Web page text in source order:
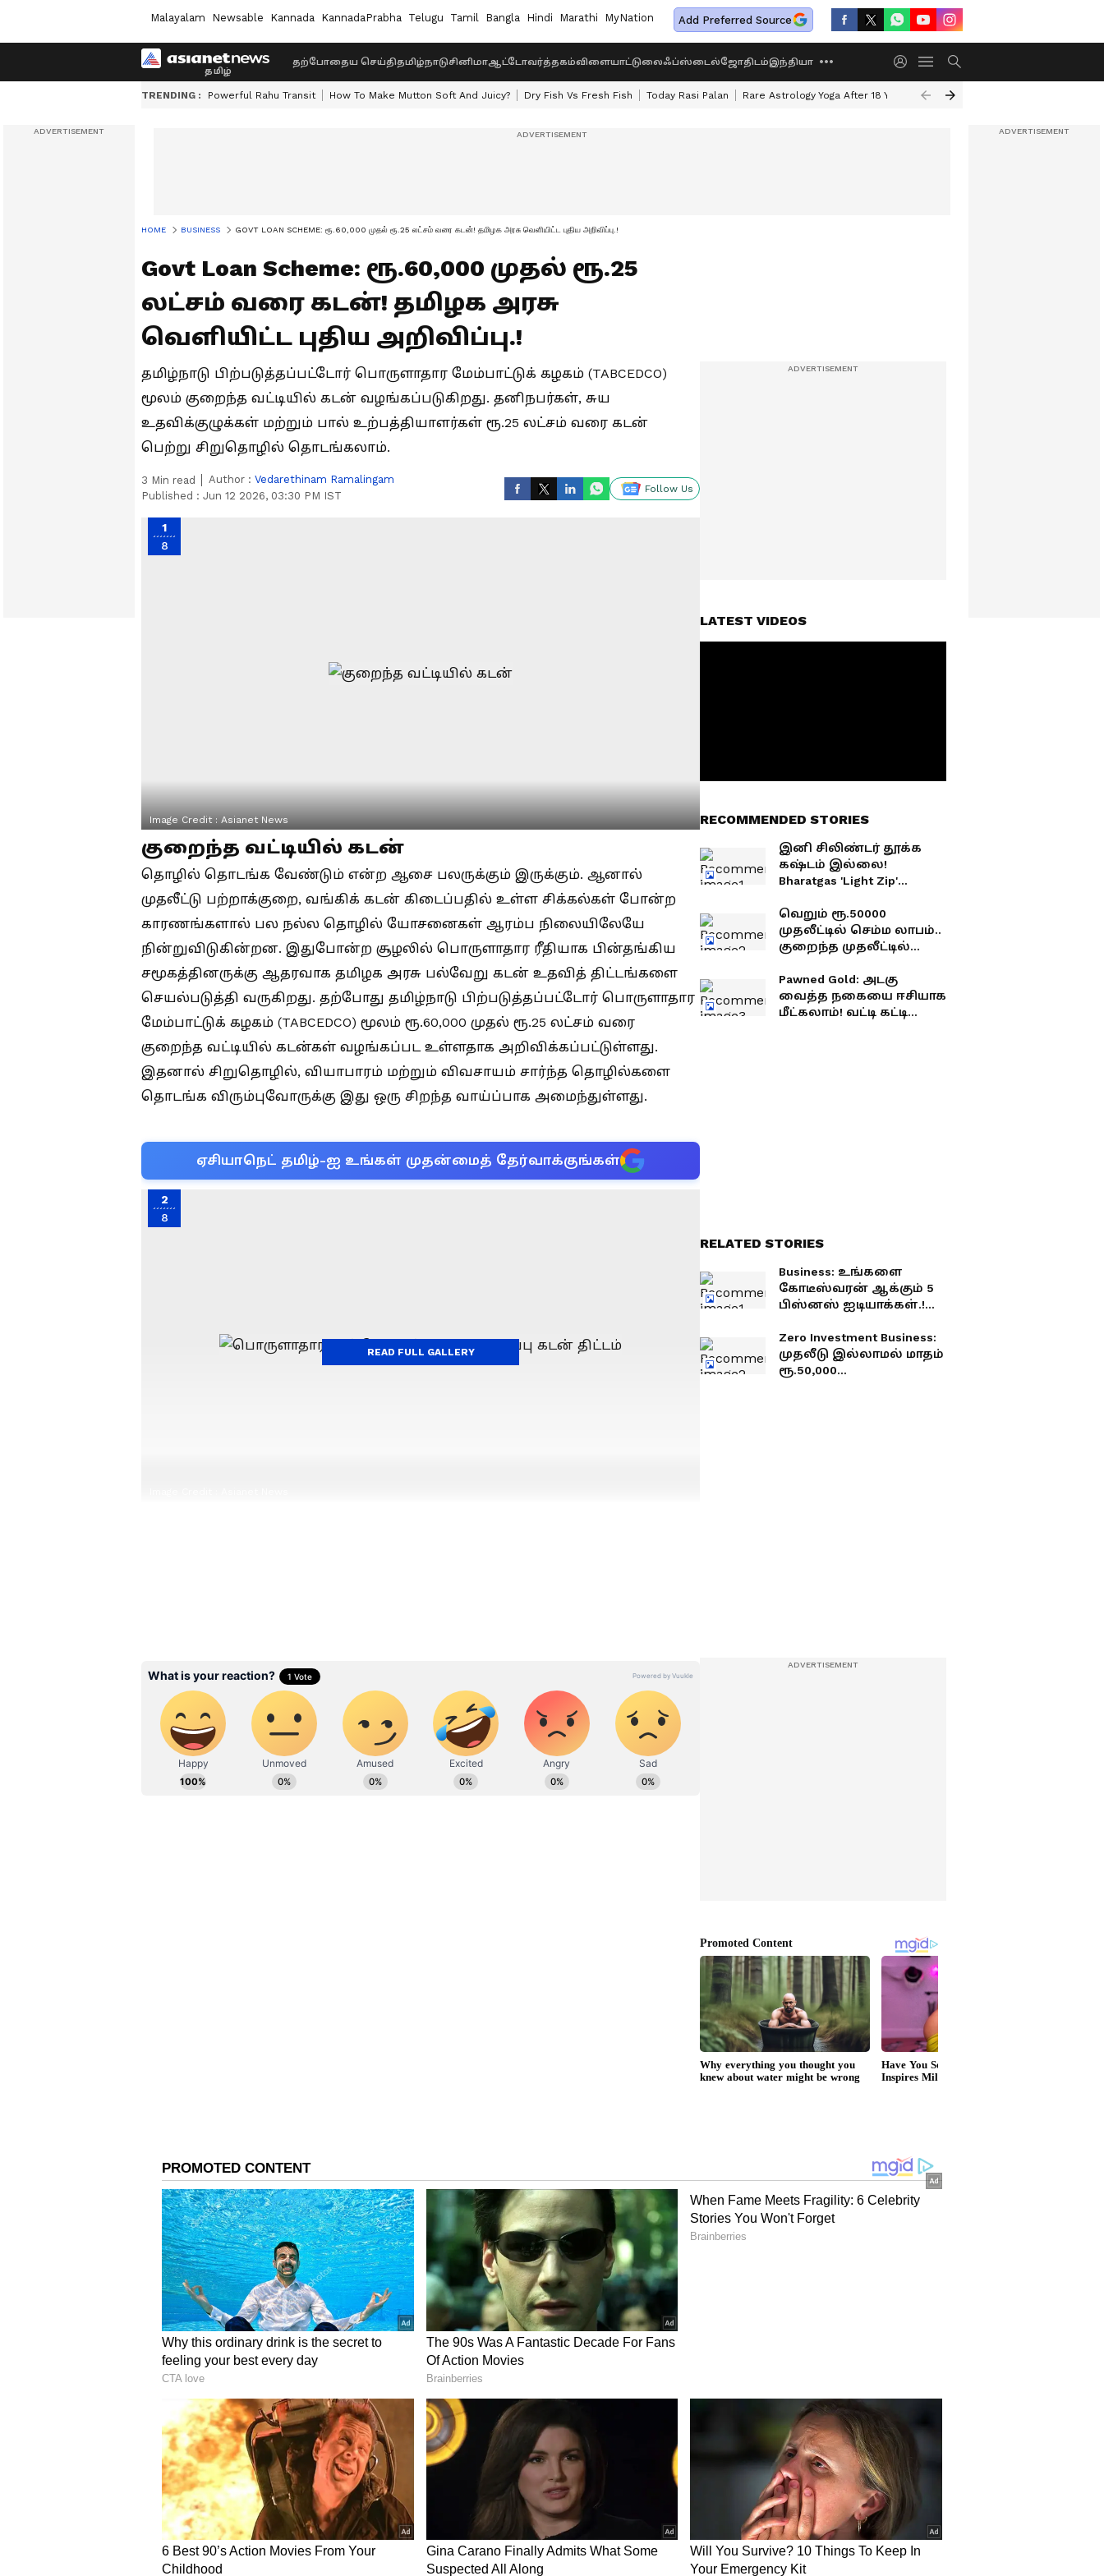
Malayalam Newsable Kannada KannadaPrabha Telugu Tamil Bangla Hindi Marathi MyNation Add Preferred Source
தற்போதைய செய்திதமிழ்நாடுசினிமாஆட்டோவர்த்தகம்விளையாட்டுலைஃப்ஸ்டைல்ஜோதிடம்இந்தியா
TRENDING : Powerful Rahu Transit How To Make Mutton Soft And Juicy? Dry Fish Vs Fresh Fish Today Rasi Palan Rare Astrology Yoga After 18 Years Dwi Pushkar Yoga 2026
HOME BUSINESS GOVT LOAN SCHEME: ரூ.60,000 முதல் ரூ.25 லட்சம் வரை கடன்! தமிழக அரசு வெளியிட்ட புதிய அறிவிப்பு.!
Govt Loan Scheme: ரூ.60,000 முதல் ரூ.25
லட்சம் வரை கடன்! தமிழக அரசு
வெளியிட்ட புதிய அறிவிப்பு.!
தமிழ்நாடு பிற்படுத்தப்பட்டோர் பொருளாதார மேம்பாட்டுக் கழகம் (TABCEDCO)
மூலம் குறைந்த வட்டியில் கடன் வழங்கப்படுகிறது. தனிநபர்கள், சுய
உதவிக்குழுக்கள் மற்றும் பால் உற்பத்தியாளர்கள் ரூ.25 லட்சம் வரை கடன்
பெற்று சிறுதொழில் தொடங்கலாம்.
3 Min read Author : Vedarethinam Ramalingam
Published : Jun 12 2026, 03:30 PM IST
Follow Us
1
8
Image Credit : Asianet News
குறைந்த வட்டியில் கடன்
தொழில் தொடங்க வேண்டும் என்ற ஆசை பலருக்கும் இருக்கும். ஆனால்
முதலீட்டு பற்றாக்குறை, வங்கிக் கடன் கிடைப்பதில் உள்ள சிக்கல்கள் போன்ற
காரணங்களால் பல நல்ல தொழில் யோசனைகள் ஆரம்ப நிலையிலேயே
நின்றுவிடுகின்றன. இதுபோன்ற சூழலில் பொருளாதார ரீதியாக பின்தங்கிய
சமூகத்தினருக்கு ஆதரவாக தமிழக அரசு பல்வேறு கடன் உதவித் திட்டங்களை
செயல்படுத்தி வருகிறது. தற்போது தமிழ்நாடு பிற்படுத்தப்பட்டோர் பொருளாதார
மேம்பாட்டுக் கழகம் (TABCEDCO) மூலம் ரூ.60,000 முதல் ரூ.25 லட்சம் வரை
குறைந்த வட்டியில் கடன்கள் வழங்கப்பட உள்ளதாக அறிவிக்கப்பட்டுள்ளது.
இதனால் சிறுதொழில், வியாபாரம் மற்றும் விவசாயம் சார்ந்த தொழில்களை
தொடங்க விரும்புவோருக்கு இது ஒரு சிறந்த வாய்ப்பாக அமைந்துள்ளது.
ஏசியாநெட் தமிழ்-ஐ உங்கள் முதன்மைத் தேர்வாக்குங்கள்
2
8
விவசாயம் மற்றும் கால்நடை வளர்ப்பு உள்ளிட்ட பல துறைகளில் கடன் உதவிகள்
வழங்கப்படுகின்றன. இந்தத் திட்டத்தின் முக்கிய நோக்கம், சுயதொழில்
வாய்ப்புகளை உருவாக்கி வேலைவாய்ப்புகளை அதிகரிப்பதும், தொழில்
முனைவோர்களை ஊக்குவிப்பதுமாகும்.
Image Credit :Asianet News
யார் விண்ணப்பிக்கலாம்?
இந்த கடன் திட்டத்தின் கீழ் பயன் பெற விரும்புவோர் சில அடிப்படை தகுதிகளை
பூர்த்தி செய்திருக்க வேண்டும். விண்ணப்பதாரர் பிற்படுத்தப்பட்டோர்,
மிகப்பிற்படுத்தப்பட்டோர் அல்லது சீர்மரபினர் சமூகத்தைச் சேர்ந்தவராக இருக்க
வேண்டும். குடும்பத்தின் ஆண்டு வருமானம் ரூ.3 லட்சத்தை தாண்டக்கூடாது.
விண்ணப்பிக்கும் நபர் குறைந்தபட்சம் 18 வயது பூர்த்தி அடைந்தவராகவும், 60
வயதுக்கு உட்பட்டவராகவும் இருக்க வேண்டும். மேலும் ஒரு குடும்பத்தில்
ஒருவருக்கு மட்டுமே இந்த கடன் உதவி வழங்கப்படும்.
READ FULL GALLERY
LATEST VIDEOS
RECOMMENDED STORIES
இனி சிலிண்டர் தூக்க
கஷ்டம் இல்லை!
Bharatgas 'Light Zip'
செய்ததும் உடனடி
சிலண்டர்
வெறும் ரூ.50000
முதலீட்டில் செம்ம லாபம்..
குறைந்த முதலீட்டில்
தொழில் வாய்ப்புகள்!
Pawned Gold: அடகு
வைத்த நகையை ஈசியாக
மீட்கலாம்! வட்டி கட்டி
RELATED STORIES
Business: உங்களை
கோடீஸ்வரன் ஆக்கும் 5
பிஸ்னஸ் ஐடியாக்கள்.!
சம்பாதிக்கலாம் ஜாலியா.!
Zero Investment Business:
முதலீடு இல்லாமல் மாதம்
ரூ.50,000